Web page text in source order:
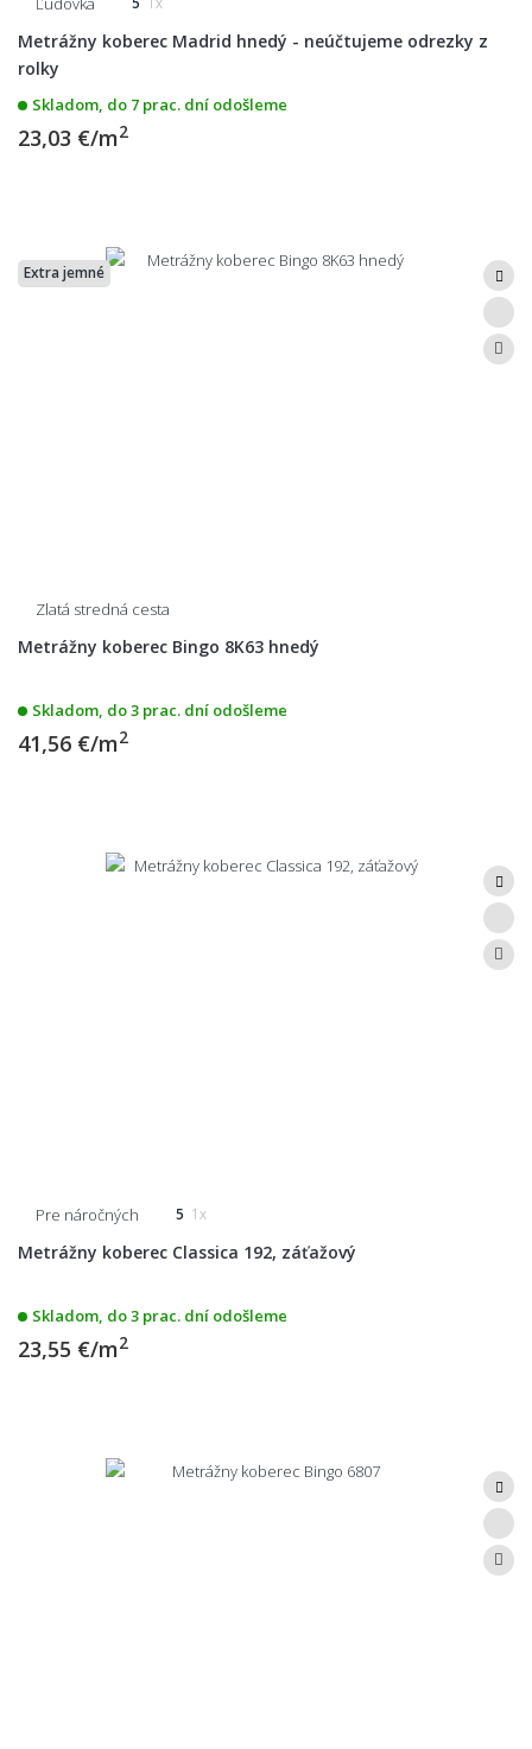
Metrážny koberec Madrid hnedý - neúčtujeme odrezky z
rolky
Skladom, do 7 prac. dní odošleme
23,03 €/m2
Extra jemné
Zlatá stredná cesta
Metrážny koberec Bingo 8K63 hnedý
Skladom, do 3 prac. dní odošleme
41,56 €/m2
Pre náročných 5 1x
Metrážny koberec Classica 192, záťažový
Skladom, do 3 prac. dní odošleme
23,55 €/m2